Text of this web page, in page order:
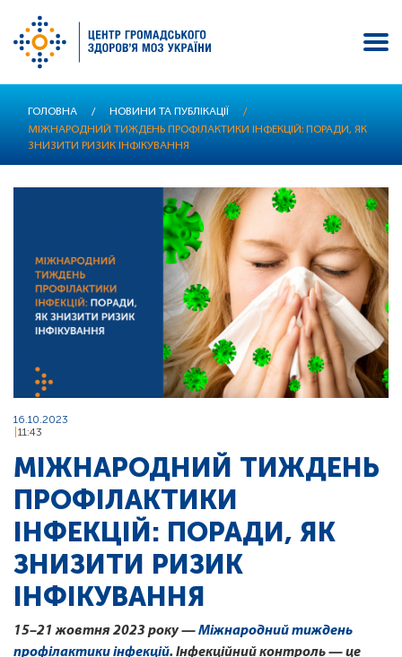
ГОЛОВНА / НОВИНИ ТА ПУБЛІКАЦІЇ
/
МІЖНАРОДНИЙ ТИЖДЕНЬ ПРОФІЛАКТИКИ ІНФЕКЦІЙ: ПОРАДИ, ЯК
ЗНИЗИТИ РИЗИК ІНФІКУВАННЯ
16.10.2023
11:43
МІЖНАРОДНИЙ ТИЖДЕНЬ
ПРОФІЛАКТИКИ
ІНФЕКЦІЙ: ПОРАДИ, ЯК
ЗНИЗИТИ РИЗИК
ІНФІКУВАННЯ
15–21 жовтня 2023 року —Міжнародний тиждень
профілактики інфекцій. Інфекційний контроль — це